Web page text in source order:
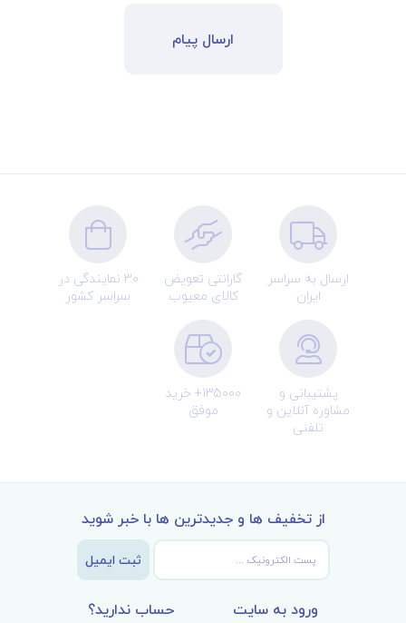
ارسال پیام
ارسال به سراسر
ایران
گارانتی تعویض
کالای معیوب
30 نمایندگی در
سراسر کشور
پشتیبانی و
مشاوره آنلاین و
تلفنی
135000+ خرید
موفق
از تخفیف ها و جدیدترین ها با خبر شوید
ثبت ایمیل
ورود به سایت حساب ندارید؟